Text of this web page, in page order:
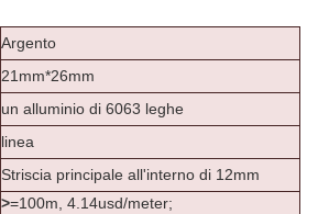
Argento
21mm*26mm
un alluminio di 6063 leghe
linea
Striscia principale all'interno di 12mm
>=100m, 4.14usd/meter;